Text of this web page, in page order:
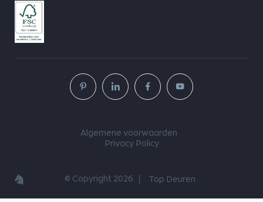
© Copyright 2026 Top Deuren
Algemene voorwaarden
Privacy Policy